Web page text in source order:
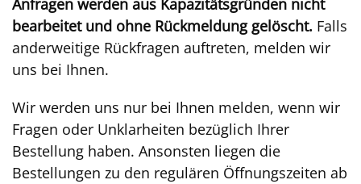
Anfragen werden aus Kapazitätsgründen nicht
bearbeitet und ohne Rückmeldung gelöscht. Falls
anderweitige Rückfragen auftreten, melden wir
uns bei Ihnen.
Wir werden uns nur bei Ihnen melden, wenn wir
Fragen oder Unklarheiten bezüglich Ihrer
Bestellung haben. Ansonsten liegen die
Bestellungen zu den regulären Öffnungszeiten ab